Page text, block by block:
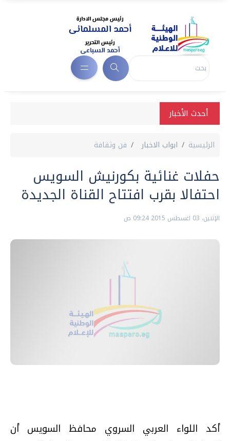
أحدث الأخبار
الرئيسية ابواب الاخبار فن وثقافة
حفلات غنائية بكورنيش السويس
احتفالا بقرب افتتاح القناة الجديدة
الإثنين، 03 اغسطس 2015 09:24 ص
أكد اللواء العربي السروي محافظ السويس أن